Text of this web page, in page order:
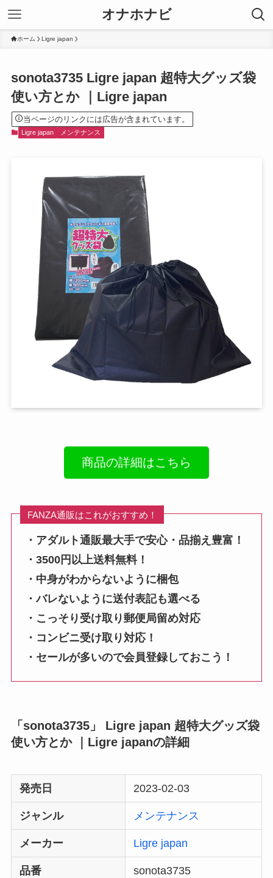
オナホナビ
ホーム Ligre japan
sonota3735 Ligre japan 超特大グッズ袋
使い方とか ｜Ligre japan
当ページのリンクには広告が含まれています。
Ligre japan メンテナンス
商品の詳細はこちら
FANZA通販はこれがおすすめ！
・アダルト通販最大手で安心・品揃え豊富！
・3500円以上送料無料！
・中身がわからないように梱包
・バレないように送付表記も選べる
・こっそり受け取り郵便局留め対応
・コンビニ受け取り対応！
・セールが多いので会員登録しておこう！
「sonota3735」 Ligre japan 超特大グッズ袋
使い方とか ｜Ligre japanの詳細
発売日 2023-02-03
ジャンル メンテナンス
メーカー Ligre japan
品番 sonota3735